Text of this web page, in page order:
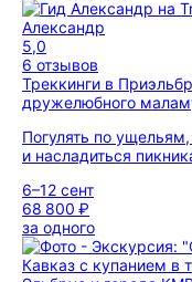
Александр
5,0
6 отзывов
Треккинги в
дружелюбного
Погулять по
и насладиться
6–12 сент
68 800 ₽
за одного